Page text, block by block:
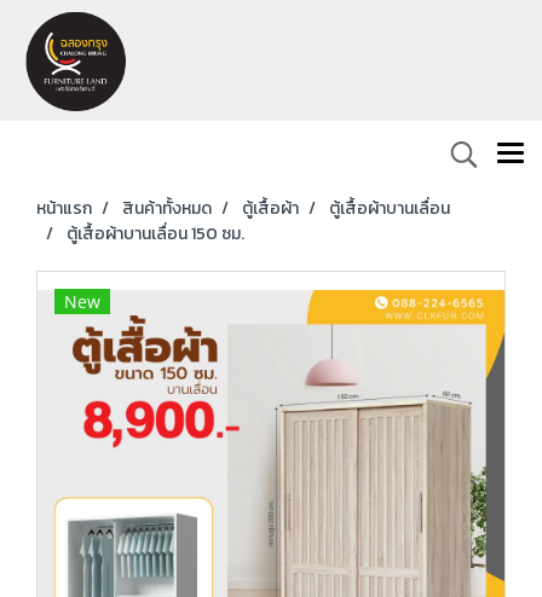
หน้าแรก สินค้าทั้งหมด ตู้เสื้อผ้า
ตู้เสื้อผ้าบานเลื่อน
ตู้เสื้อผ้าบานเลื่อน 150 ซม.
New